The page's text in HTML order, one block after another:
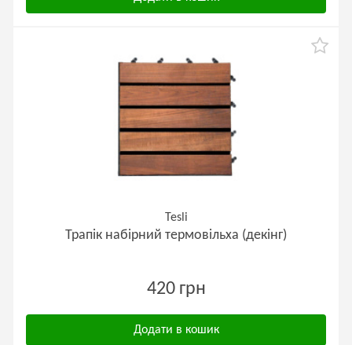
Tesli
Трапік набірний термовільха (декінг)
420 грн
Додати в кошик